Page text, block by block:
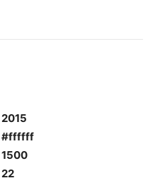
2015
#ffffff
1500
22